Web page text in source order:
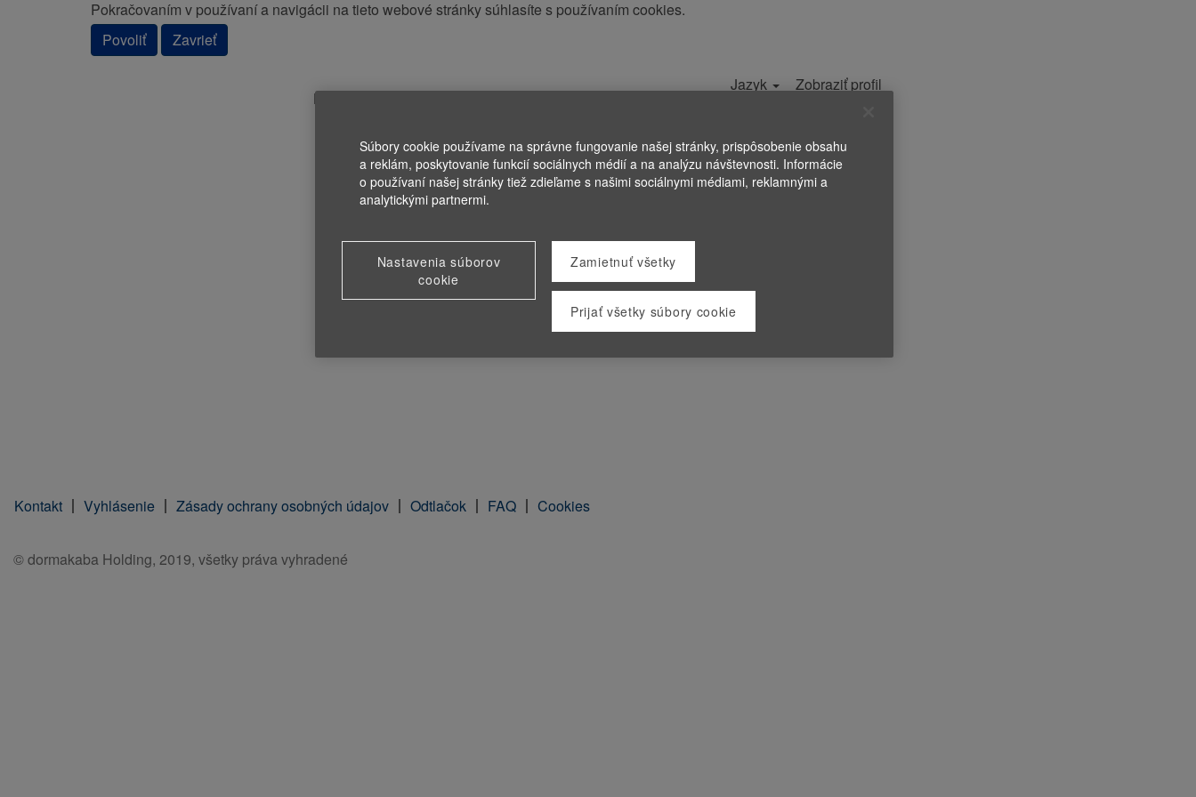
Pokračovaním v používaní a navigácii na tieto webové stránky súhlasíte s používaním cookies.
Povoliť
Zavrieť
Hľadanie práce
Jazyk
Zobraziť profil
Kontakt Vyhlásenie Zásady ochrany osobných údajov Odtlačok FAQ Cookies
© dormakaba Holding, 2019, všetky práva vyhradené
Súbory cookie používame na správne fungovanie našej stránky, prispôsobenie obsahu
a reklám, poskytovanie funkcií sociálnych médií a na analýzu návštevnosti. Informácie
o používaní našej stránky tiež zdieľame s našimi sociálnymi médiami, reklamnými a
analytickými partnermi.
Nastavenia súborov
cookie
Zamietnuť všetky
Prijať všetky súbory cookie